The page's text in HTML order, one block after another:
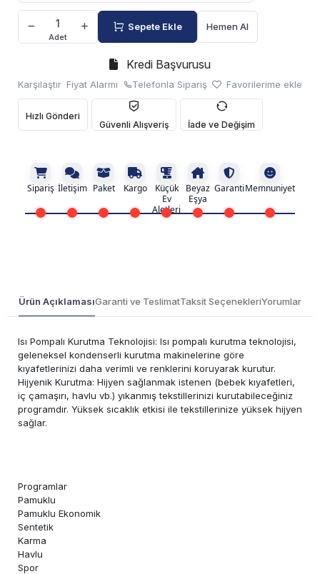
Adet
Sepete Ekle Hemen Al
Kredi Başvurusu
Karşılaştır Fiyat Alarmı Telefonla Sipariş Favorilerime ekle
Hızlı Gönderi
Güvenli Alışveriş
İade ve Değişim
Sipariş İletişim Paket Kargo
Küçük
Ev
Aletleri
Beyaz
Eşya
GarantiMemnuniyet
Ürün AçıklamasıGaranti ve TeslimatTaksit SeçenekleriYorumlar
Isı Pompalı Kurutma Teknolojisi: Isı pompalı kurutma teknolojisi,
geleneksel kondenserli kurutma makinelerine göre
kıyafetlerinizi daha verimli ve renklerini koruyarak kurutur.
Hijyenik Kurutma: Hijyen sağlanmak istenen (bebek kıyafetleri,
iç çamaşırı, havlu vb.) yıkanmış tekstillerinizi kurutabileceğiniz
programdır. Yüksek sıcaklık etkisi ile tekstillerinize yüksek hijyen
sağlar.
Programlar
Pamuklu
Pamuklu Ekonomik
Sentetik
Karma
Havlu
Spor